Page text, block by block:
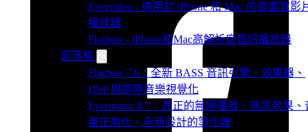
Evervideo - 適用於 iPhone 和 Mac 的高畫質影
播放器
Flacbox - iPhone和Mac高解析度音訊播放器
部落格
Flacbox 7.6：全新 BASS 音訊引擎、效果器、
DSP 與即時音樂視覺化
Evermusic 8.7：真正的無縫播放、音訊效果、
量正規化、全新設計的等化器